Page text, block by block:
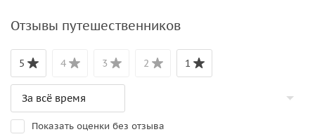
Отзывы путешественников
5 4 3 2 1
Показать оценки без отзыва